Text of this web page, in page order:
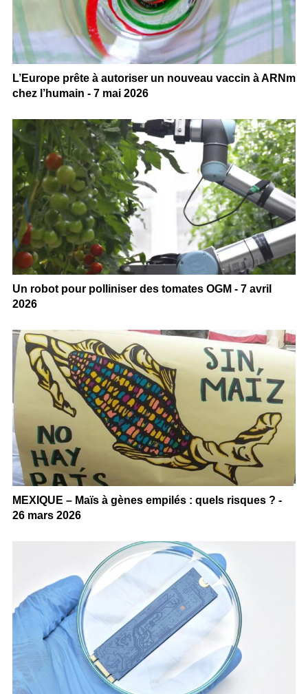
L’Europe prête à autoriser un nouveau vaccin à ARNm
chez l’humain - 7 mai 2026
Un robot pour polliniser des tomates OGM - 7 avril
2026
MEXIQUE – Maïs à gènes empilés : quels risques ? -
26 mars 2026